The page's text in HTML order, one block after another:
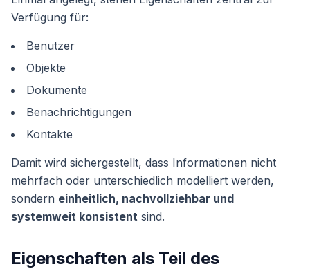
Verfügung für:
Benutzer
Objekte
Dokumente
Benachrichtigungen
Kontakte
Damit wird sichergestellt, dass Informationen nicht
mehrfach oder unterschiedlich modelliert werden,
sondern einheitlich, nachvollziehbar und
systemweit konsistent sind.
Eigenschaften als Teil des